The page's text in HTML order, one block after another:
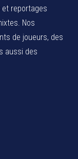
et reportages
Nos
de joueurs, des
aussi des